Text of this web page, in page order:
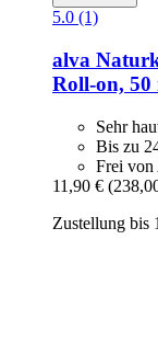
5.0 (1)
alva
Roll-​on, 50
Sehr
Bis zu
Frei
11,90 €
Zustellung bis